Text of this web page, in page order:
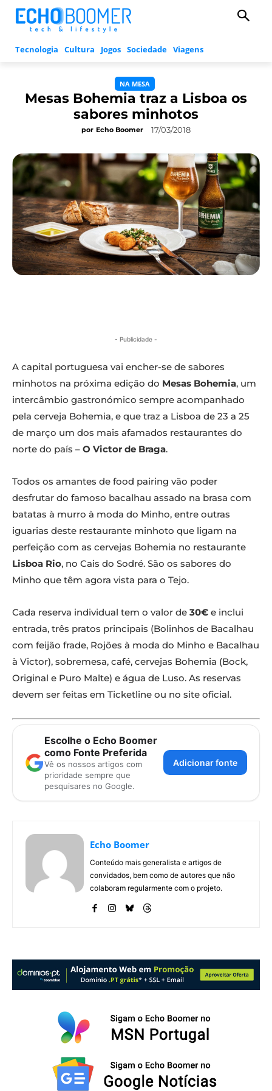
Tecnologia Cultura Jogos Sociedade Viagens
NA MESA
Mesas Bohemia traz a Lisboa os
sabores minhotos
por Echo Boomer 17/03/2018
- Publicidade -
A capital portuguesa vai encher-se de sabores
minhotos na próxima edição do Mesas Bohemia, um
intercâmbio gastronómico sempre acompanhado
pela cerveja Bohemia, e que traz a Lisboa de 23 a 25
de março um dos mais afamados restaurantes do
norte do país – O Victor de Braga.
Todos os amantes de food pairing vão poder
desfrutar do famoso bacalhau assado na brasa com
batatas à murro à moda do Minho, entre outras
iguarias deste restaurante minhoto que ligam na
perfeição com as cervejas Bohemia no restaurante
Lisboa Rio, no Cais do Sodré. São os sabores do
Minho que têm agora vista para o Tejo.
Cada reserva individual tem o valor de 30€ e inclui
entrada, três pratos principais (Bolinhos de Bacalhau
com feijão frade, Rojões à moda do Minho e Bacalhau
à Victor), sobremesa, café, cervejas Bohemia (Bock,
Original e Puro Malte) e água de Luso. As reservas
devem ser feitas em Ticketline ou no site oficial.
Escolhe o Echo Boomer
como Fonte Preferida
Vê os nossos artigos com
prioridade sempre que
pesquisares no Google.
Adicionar fonte
Echo Boomer
Conteúdo mais generalista e artigos de
convidados, bem como de autores que não
colaboram regularmente com o projeto.